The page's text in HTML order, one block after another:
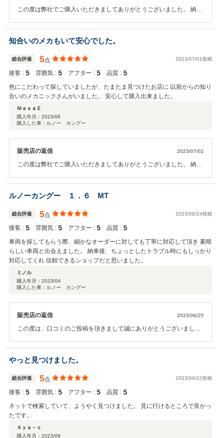
この度は弊社でご購入いただきましてありがとうございました。 納車
てください。 どうぞよろしくお願いいたします。
知合いのメカもいて安心でした。
総合評価 5点 2023/07/01投稿
接客 : 5 雰囲気 : 5 アフター : 5 品質 : 5
色にこだわって探していましたが、たまたま見つけたお店に 以前からの知り
合いのメカニックさんがいました。 安心して購入出来ました。
ＭａｓａＥ
購入年月： 2023/06
購入した車：ルノー カングー
販売店の返信 2023/07/02
この度は弊社でご購入いただきましてありがとうございました。 納車
てください。 どうぞよろしくお願いいたします。
ルノーカングー １．６ MT
総合評価 5点 2023/06/24投稿
接客 : 5 雰囲気 : 5 アフター : 5 品質 : 5
車両を探してもらう際、細かなオーダーに対しても丁寧に対応して頂き 素晴
らしい車両と出会えました。 納車後、ちょっとしたトラブル時にもしっかり
対応してくれ 信頼できるショップだと思いました。
ミノル
購入年月： 2023/04
購入した車：ルノー カングー
販売店の返信 2023/06/25
この度は、口コミのご投稿を頂きまして誠にありがとうございまし
いと思っておりました。 お時間はかかってしまいましたが、お車がお
届けできて良かったです。 ご納車後のトラブル、誠に申し訳ございま
せんでした。 ミノル様の協力的なご対応に私共が感謝を申し上げま
す。 ありがとうございます。 今後も精一杯アフターサポートをさせて
頂きます。 今後ともどうぞよろしくお願い致します。
やっと見つけました。
総合評価 5点 2023/06/22投稿
接客 : 5 雰囲気 : 5 アフター : 5 品質 : 5
ネットで検索していて、ようやく見つけました。 見に行けるところで良かっ
たです。
Ａｙａ－ｃ
購入年月： 2023/06